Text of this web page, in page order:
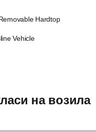
Hardtop
Vehicle
на возила